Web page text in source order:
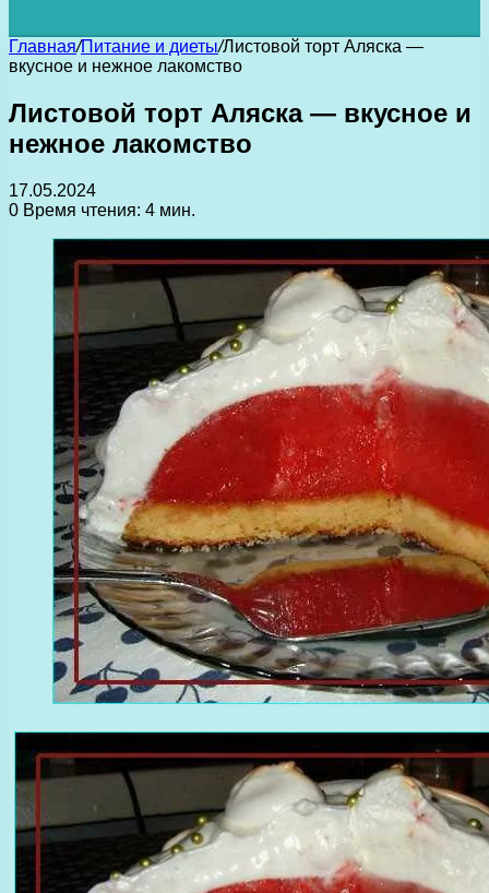
Главная/Питание и диеты/Листовой торт Аляска —
вкусное и нежное лакомство
Листовой торт Аляска — вкусное и
нежное лакомство
17.05.2024
0 Время чтения: 4 мин.